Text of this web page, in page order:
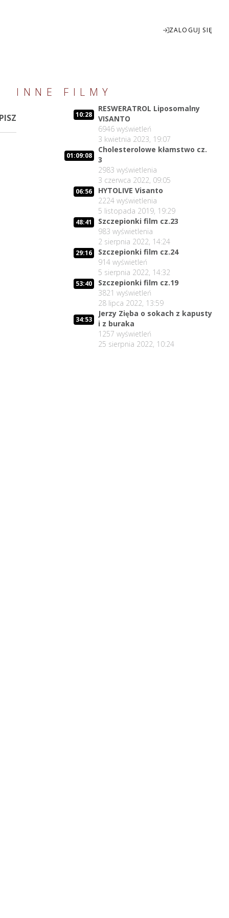
ZALOGUJ SIĘ
fullscreen
INNE FILMY
10:28
RESWERATROL Liposomalny
VISANTO
6946 wyświetleń
3 kwietnia 2023, 19:07
01:09:08
Cholesterolowe kłamstwo cz.
3
2983 wyświetlenia
3 czerwca 2022, 09:05
06:56
HYTOLIVE Visanto
2224 wyświetlenia
5 listopada 2019, 19:29
48:41
Szczepionki film cz.23
983 wyświetlenia
2 sierpnia 2022, 14:24
29:16
Szczepionki film cz.24
914 wyświetleń
5 sierpnia 2022, 14:32
53:40
Szczepionki film cz.19
3821 wyświetleń
28 lipca 2022, 13:59
34:53
Jerzy Zięba o sokach z kapusty
i z buraka
1257 wyświetleń
25 sierpnia 2022, 10:24